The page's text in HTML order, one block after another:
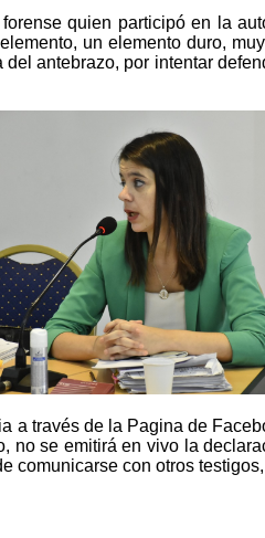
quien participó en la
un elemento duro,
antebrazo, por intentar
a través de la Pagina de
no se emitirá en vivo la
comunicarse con otros